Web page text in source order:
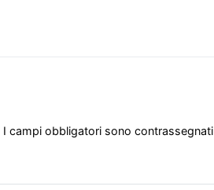
I campi obbligatori sono contrassegnati